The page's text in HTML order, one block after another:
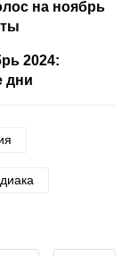
на ноябрь
2024:
дни